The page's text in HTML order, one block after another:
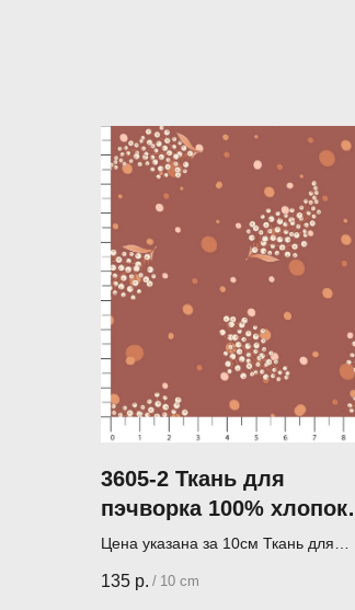
3605-2 Ткань для
пэчворка 100% хлопок
110 см JulidoQuilt
Цена указана за 10см Ткань для
Производитель - JulidoQuilt (Россия)
135 р. / 10 cm